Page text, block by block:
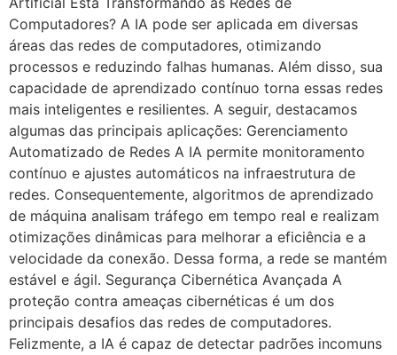
Computadores? A IA pode ser aplicada em diversas
áreas das redes de computadores, otimizando
processos e reduzindo falhas humanas. Além disso, sua
capacidade de aprendizado contínuo torna essas redes
mais inteligentes e resilientes. A seguir, destacamos
algumas das principais aplicações: Gerenciamento
Automatizado de Redes A IA permite monitoramento
contínuo e ajustes automáticos na infraestrutura de
redes. Consequentemente, algoritmos de aprendizado
de máquina analisam tráfego em tempo real e realizam
otimizações dinâmicas para melhorar a eficiência e a
velocidade da conexão. Dessa forma, a rede se mantém
estável e ágil. Segurança Cibernética Avançada A
proteção contra ameaças cibernéticas é um dos
principais desafios das redes de computadores.
Felizmente, a IA é capaz de detectar padrões incomuns